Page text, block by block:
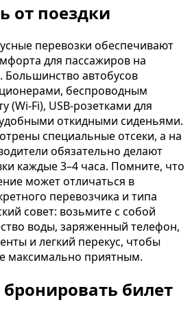
от поездки
перевозки обеспечивают
для пассажиров на
автобусов
беспроводным
(Wi-Fi), USB-розетками для
откидными сиденьями.
специальные отсеки, а на
обязательно делают
каждые 3–4 часа. Помните, что
может отличаться в
перевозчика и типа
совет: возьмите с собой
воды, заряженный телефон,
и легкий перекус, чтобы
максимально приятным.
билет